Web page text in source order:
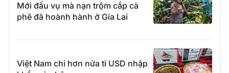
Mới đầu vụ mà nạn trộm cắp cà
phê đã hoành hành ở Gia Lai
Việt Nam chi hơn nửa tỉ USD nhập